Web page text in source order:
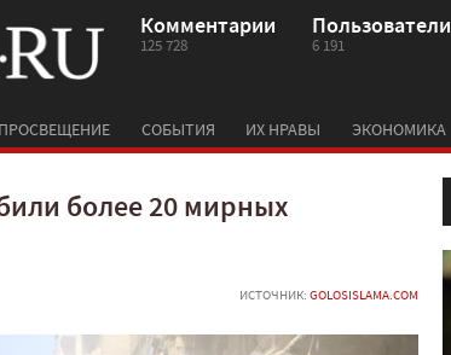
Комментарии
125 728
Пользователи
6 191
ПРОСВЕЩЕНИЕ СОБЫТИЯ ИХ НРАВЫ ЭКОНОМИКА
более 20 мирных
ИСТОЧНИК: GOLOSISLAMA.COM